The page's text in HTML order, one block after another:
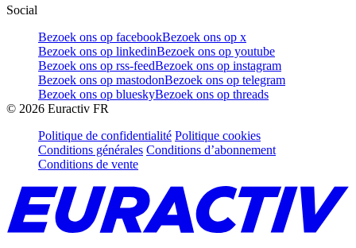
Social
Bezoek ons op facebookBezoek ons op x
Bezoek ons op linkedinBezoek ons op youtube
Bezoek ons op rss-feedBezoek ons op instagram
Bezoek ons op mastodonBezoek ons op telegram
Bezoek ons op blueskyBezoek ons op threads
© 2026 Euractiv FR
Politique de confidentialité Politique cookies
Conditions générales Conditions d’abonnement
Conditions de vente